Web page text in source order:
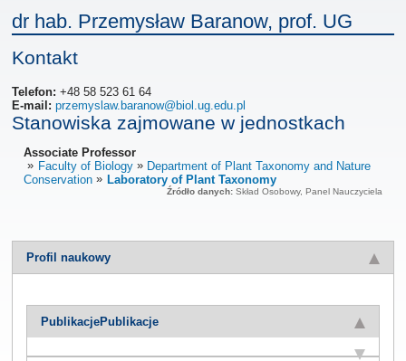
dr hab. Przemysław Baranow, prof. UG
Kontakt
Telefon: +48 58 523 61 64
E-mail: przemyslaw.baranow@biol.ug.edu.pl
Stanowiska zajmowane w jednostkach
Associate Professor
Faculty of Biology
Department of Plant Taxonomy and Nature
Conservation
Laboratory of Plant Taxonomy
Źródło danych: Skład Osobowy, Panel Nauczyciela
Profil naukowy
PublikacjePublikacje